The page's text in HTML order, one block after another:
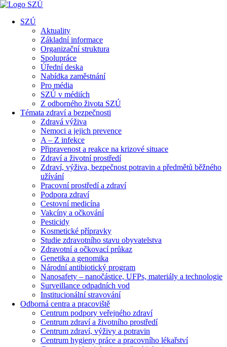
SZÚ
Aktuality
Základní informace
Organizační struktura
Spolupráce
Úřední deska
Nabídka zaměstnání
Pro média
SZÚ v médiích
Z odborného života SZÚ
Témata zdraví a bezpečnosti
Zdravá výživa
Nemoci a jejich prevence
A – Z infekce
Připravenost a reakce na krizové situace
Zdraví a životní prostředí
Zdraví, výživa, bezpečnost potravin a předmětů běžného
užívání
Pracovní prostředí a zdraví
Podpora zdraví
Cestovní medicína
Vakcíny a očkování
Pesticidy
Kosmetické přípravky
Studie zdravotního stavu obyvatelstva
Zdravotní a očkovací průkaz
Genetika a genomika
Národní antibiotický program
Nanosafety – nanočástice, UFPs, materiály a technologie
Surveillance odpadních vod
Institucionální stravování
Odborná centra a pracoviště
Centrum podpory veřejného zdraví
Centrum zdraví a životního prostředí
Centrum zdraví, výživy a potravin
Centrum hygieny práce a pracovního lékařství